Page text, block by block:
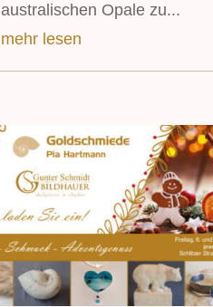
australischen Opale zu...
mehr lesen